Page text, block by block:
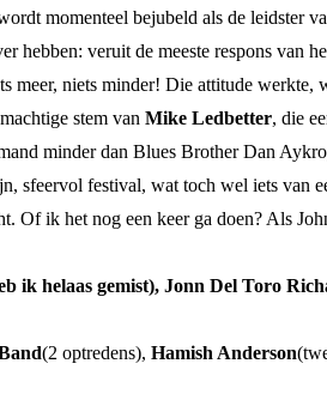
momenteel bejubeld als de leidster
hebben: veruit de meeste respons van
meer, niets minder! Die attitude
stem van Mike Ledbetter, die
minder dan Blues Brother Dan
sfeervol festival, wat toch wel iets van
Of ik het nog een keer ga doen? Als
ik helaas gemist), Jonn Del Toro
(2 optredens), Hamish Anderson